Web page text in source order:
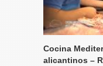
Cocina
alicantinos –